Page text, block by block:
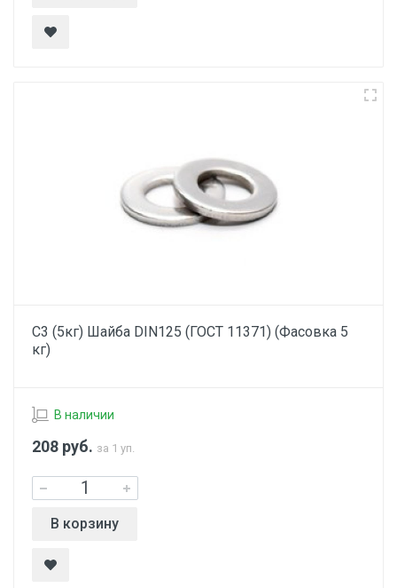
С3 (5кг) Шайба DIN125 (ГОСТ 11371) (Фасовка 5
кг)
В наличии
208 руб. за 1 уп.
В корзину